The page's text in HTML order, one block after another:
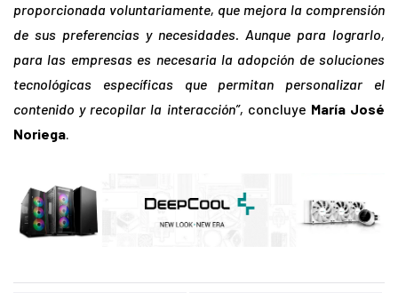
proporcionada voluntariamente, que mejora la comprensión
de sus preferencias y necesidades. Aunque para lograrlo,
para las empresas es necesaria la adopción de soluciones
tecnológicas específicas que permitan personalizar el
contenido y recopilar la interacción”, concluye María José
Noriega.